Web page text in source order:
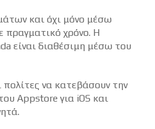
και όχι μόνο μέσω
πραγματικό χρόνο. Η
είναι διαθέσιμη μέσω του
πολίτες να κατεβάσουν την
Appstore για iOS και